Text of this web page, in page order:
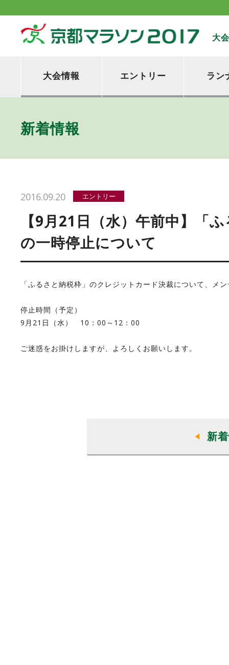
大
大会情報 エントリー ラン
新着情報
2016.09.20 エントリー
【9月21日（水）午前中】「
の一時停止について
「ふるさと納税枠」のクレジットカード決裁について、メ
停止時間（予定）
9月21日（水） 10：00～12：00
ご迷惑をお掛けしますが、よろしくお願いします。
新